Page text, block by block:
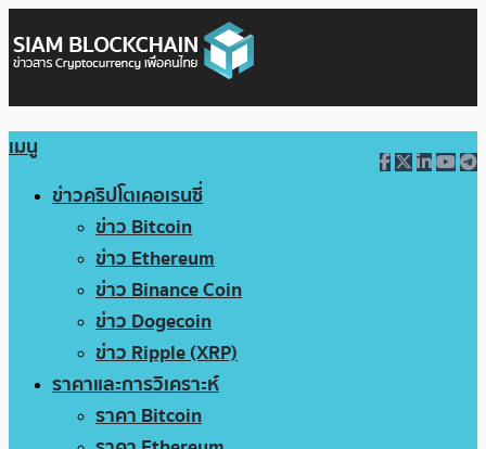
เมนู
ข่าวคริปโตเคอเรนซี่
ข่าว Bitcoin
ข่าว Ethereum
ข่าว Binance Coin
ข่าว Dogecoin
ข่าว Ripple (XRP)
ราคาและการวิเคราะห์
ราคา Bitcoin